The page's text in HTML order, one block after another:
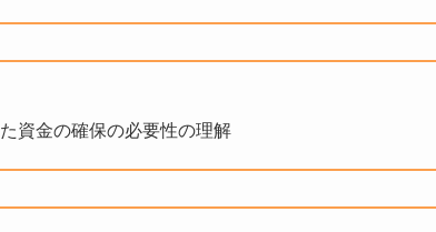
資金の確保の必要性の理解